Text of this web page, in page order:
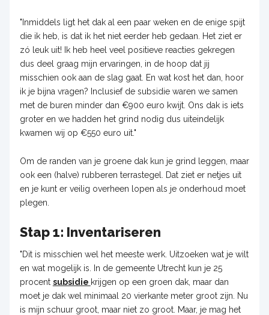
"Inmiddels ligt het dak al een paar weken en de enige spijt
die ik heb, is dat ik het niet eerder heb gedaan. Het ziet er
zó leuk uit! Ik heb heel veel positieve reacties gekregen
dus deel graag mijn ervaringen, in de hoop dat jij
misschien ook aan de slag gaat. En wat kost het dan, hoor
ik je bijna vragen? Inclusief de subsidie waren we samen
met de buren minder dan €900 euro kwijt. Ons dak is iets
groter en we hadden het grind nodig dus uiteindelijk
kwamen wij op €550 euro uit."
Om de randen van je groene dak kun je grind leggen, maar
ook een (halve) rubberen terrastegel. Dat ziet er netjes uit
en je kunt er veilig overheen lopen als je onderhoud moet
plegen.
Stap 1: Inventariseren
"Dit is misschien wel het meeste werk. Uitzoeken wat je wilt
en wat mogelijk is. In de gemeente Utrecht kun je 25
procent subsidie krijgen op een groen dak, maar dan
moet je dak wel minimaal 20 vierkante meter groot zijn. Nu
is mijn schuur groot, maar niet zo groot. Maar, je mag het